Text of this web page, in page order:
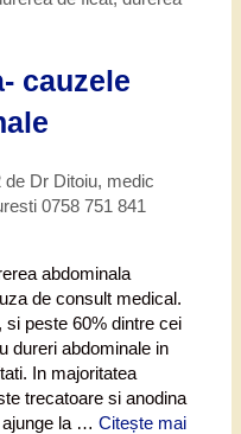
cauzele
de Dr Ditoiu, medic
0758 751 841
abdominala
de consult medical.
si peste 60% dintre cei
dureri abdominale in
In majoritatea
trecatoare si anodina
ajunge la … Citește mai